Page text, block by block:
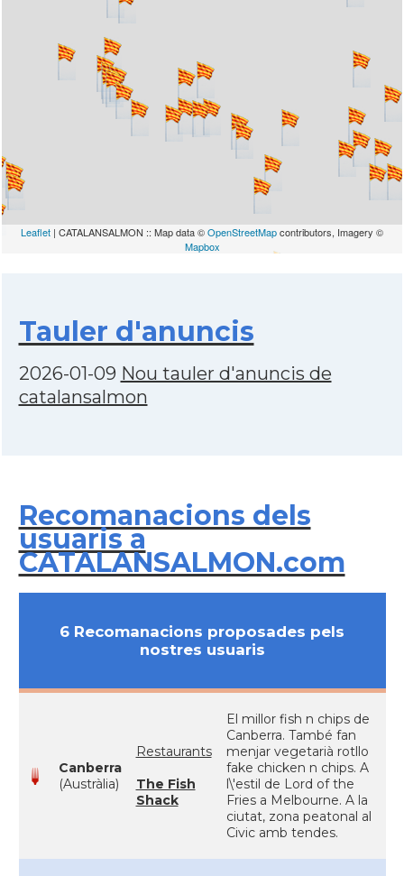
Leaflet | CATALANSALMON :: Map data ©OpenStreetMapcontributors, Imagery ©
Mapbox
Tauler d'anuncis
2026-01-09 Nou tauler d'anuncis de
catalansalmon
Recomanacions dels
usuaris a
CATALANSALMON.com
6 Recomanacions proposades pels
nostres usuaris
Canberra
(Austràlia)
Restaurants
The Fish
Shack
El millor fish n chips de
Canberra. També fan
menjar vegetarià rotllo
fake chicken n chips. A
l\'estil de Lord of the
Fries a Melbourne. A la
ciutat, zona peatonal al
Civic amb tendes.